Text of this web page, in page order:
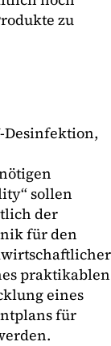
zu
Desinfektion,
sollen
der
für den
praktikablen
eines
für